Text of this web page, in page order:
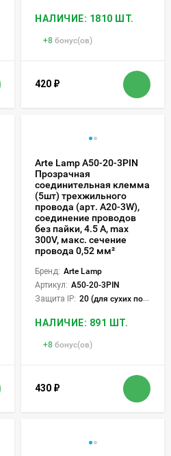
НАЛИЧИЕ: 1810 ШТ.
+8 бонус(ов)
420 ₽
Arte Lamp A50-20-3PIN
Прозрачная
соединительная клемма
(5шт) трехжильного
провода (арт. A20-3W),
соединение проводов
без пайки, 4.5 А, max
300V, макс. сечение
провода 0,52 мм²
Бренд: Arte Lamp
Артикул: A50-20-3PIN
Защита IP: 20 (для сухих пом.)
НАЛИЧИЕ: 891 ШТ.
+8 бонус(ов)
430 ₽